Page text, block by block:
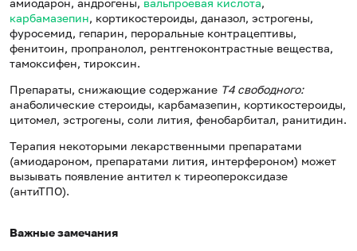
амиодарон, андрогены, вальпроевая кислота,
карбамазепин, кортикостероиды, даназол, эстрогены,
фуросемид, гепарин, пероральные контрацептивы,
фенитоин, пропранолол, рентгеноконтрастные вещества,
тамоксифен, тироксин.
Препараты, снижающие содержание Т4 свободного:
анаболические стероиды, карбамазепин, кортикостероиды,
цитомел, эстрогены, соли лития, фенобарбитал, ранитидин.
Терапия некоторыми лекарственными препаратами
(амиодароном, препаратами лития, интерфероном) может
вызывать появление антител к тиреопероксидазе
(антиТПО).
Важные замечания